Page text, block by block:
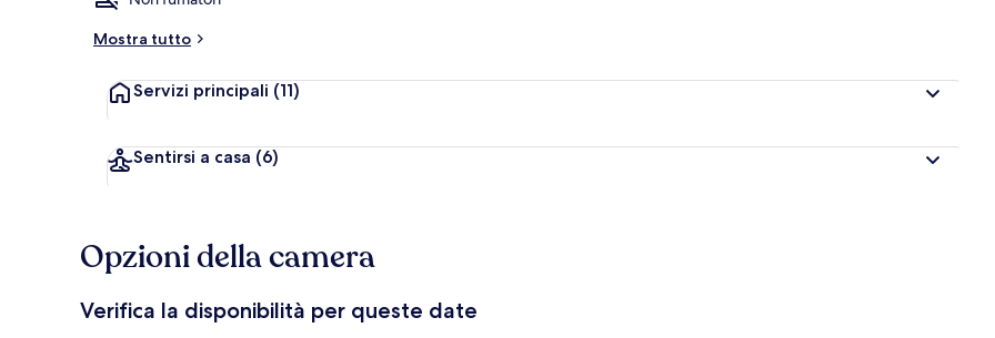
Mostra tutto
Servizi principali (11)
Sentirsi a casa (6)
Opzioni della camera
Verifica la disponibilità per queste date